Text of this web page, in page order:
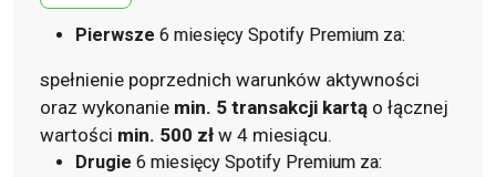
Pierwsze 6 miesięcy Spotify Premium za:
spełnienie poprzednich warunków aktywności
oraz wykonanie min. 5 transakcji kartą o łącznej
wartości min. 500 zł w 4 miesiącu.
Drugie 6 miesięcy Spotify Premium za: